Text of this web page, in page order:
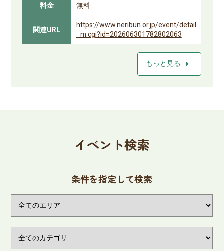
料金
無料
関連URL
https://www.neribun.or.jp/event/detail
_m.cgi?id=202606301782802063
もっと見る arrow_right
イベント検索
条件を指定して検索